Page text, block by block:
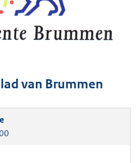
van Brummen